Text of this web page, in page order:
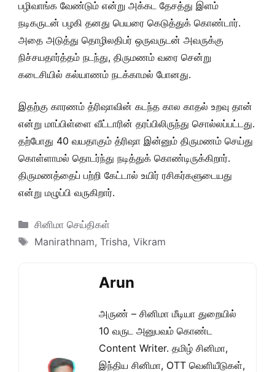
பழிவாங்க வேண்டும் என்று அக்கட தேசத்து இளம்
நடிகருடன் பழகி தனது பெயரை கெடுத்துக் கொண்டார்.
அதை அடுத்து தொழிலதிபர் ஒருவருடன் அவருக்கு
நிச்சயதார்த்தம் நடந்து, திருமணம் வரை சென்று
கடைசியில் கல்யாணம் நடக்காமல் போனது.
இதற்கு காரணம் த்ரிஷாவின் கடந்த கால காதல் உறவு தான்
என்று மாப்பிள்ளை வீட்டாரின் தரப்பிலிருந்து சொல்லப்பட்டது.
தற்போது 40 வயதாகும் த்ரிஷா இன்னும் திருமணம் செய்து
கொள்ளாமல் தொடர்ந்து நடித்துக் கொண்டிருக்கிறார்.
திருமணத்தைப் பற்றி கேட்டால் உயிர் ரசிகர்களுடையது
என்று மழுப்பி வருகிறார்.
Categories
சினிமா செய்திகள்
Tags
Manirathnam, Trisha, Vikram
Arun
அருண் – சினிமா மீடியா துறையில்
10 வருட அனுபவம் கொண்ட
Content Writer. தமிழ் சினிமா,
இந்திய சினிமா, OTT வெளியீடுகள்,